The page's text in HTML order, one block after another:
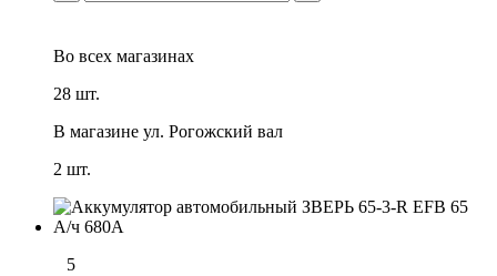
Во всех магазинах
28 шт.
В магазине ул. Рогожский вал
2 шт.
5